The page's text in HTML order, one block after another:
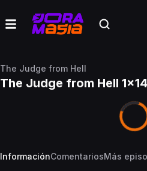
The Judge from Hell
The Judge from Hell 1x14
InformaciónComentariosMás